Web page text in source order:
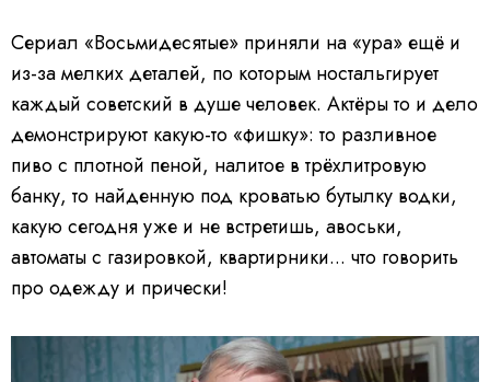
Сериал «Восьмидесятые» приняли на «ура» ещё и
из-за мелких деталей, по которым ностальгирует
каждый советский в душе человек. Актёры то и дело
демонстрируют какую-то «фишку»: то разливное
пиво с плотной пеной, налитое в трёхлитровую
банку, то найденную под кроватью бутылку водки,
какую сегодня уже и не встретишь, авоськи,
автоматы с газировкой, квартирники... что говорить
про одежду и прически!